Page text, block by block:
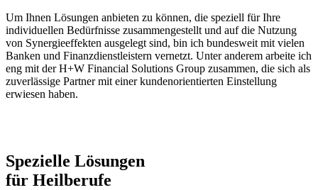
Um Ihnen Lösungen anbieten zu können, die speziell für Ihre
individuellen Bedürfnisse zusammengestellt und auf die Nutzung
von Synergieeffekten ausgelegt sind, bin ich bundesweit mit vielen
Banken und Finanzdienstleistern vernetzt. Unter anderem arbeite ich
eng mit der H+W Financial Solutions Group zusammen, die sich als
zuverlässige Partner mit einer kundenorientierten Einstellung
erwiesen haben.
Spezielle Lösungen
für Heilberufe